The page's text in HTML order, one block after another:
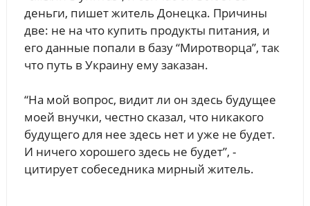
деньги, пишет житель Донецка. Причины
две: не на что купить продукты питания, и
его данные попали в базу “Миротворца”, так
что путь в Украину ему заказан.
“На мой вопрос, видит ли он здесь будущее
моей внучки, честно сказал, что никакого
будущего для нее здесь нет и уже не будет.
И ничего хорошего здесь не будет”, -
цитирует собеседника мирный житель.